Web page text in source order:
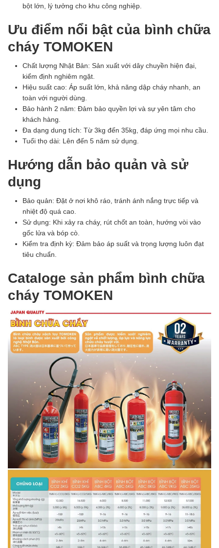
bột lớn, lý tưởng cho khu công nghiệp.
Ưu điểm nổi bật của bình chữa
cháy TOMOKEN
Chất lượng Nhật Bản: Sản xuất với dây chuyền hiện đại,
kiểm định nghiêm ngặt.
Hiệu suất cao: Áp suất lớn, khả năng dập cháy nhanh, an
toàn với người dùng.
Bảo hành 2 năm: Đảm bảo quyền lợi và sự yên tâm cho
khách hàng.
Đa dạng dung tích: Từ 3kg đến 35kg, đáp ứng mọi nhu cầu.
Tuổi thọ dài: Lên đến 5 năm sử dụng.
Hướng dẫn bảo quản và sử
dụng
Bảo quản: Đặt ở nơi khô ráo, tránh ánh nắng trực tiếp và
nhiệt độ quá cao.
Sử dụng: Khi xảy ra cháy, rút chốt an toàn, hướng vòi vào
gốc lửa và bóp cò.
Kiểm tra định kỳ: Đảm bảo áp suất và trọng lượng luôn đạt
tiêu chuẩn.
Cataloge sản phẩm bình chữa
cháy TOMOKEN